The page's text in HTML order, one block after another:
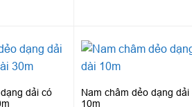
dải có
Nam châm dẻo dạng dải
10m